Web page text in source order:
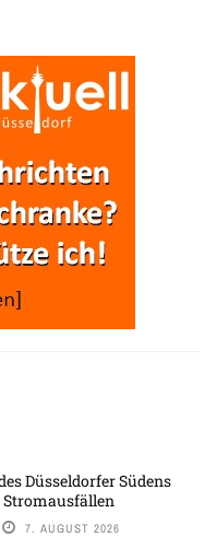
Düsseldorfer Südens
7. AUGUST 2026